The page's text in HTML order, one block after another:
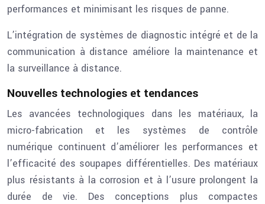
performances et minimisant les risques de panne.
L’intégration de systèmes de diagnostic intégré et de la
communication à distance améliore la maintenance et
la surveillance à distance.
Nouvelles technologies et tendances
Les avancées technologiques dans les matériaux, la
micro-fabrication et les systèmes de contrôle
numérique continuent d’améliorer les performances et
l’efficacité des soupapes différentielles. Des matériaux
plus résistants à la corrosion et à l’usure prolongent la
durée de vie. Des conceptions plus compactes